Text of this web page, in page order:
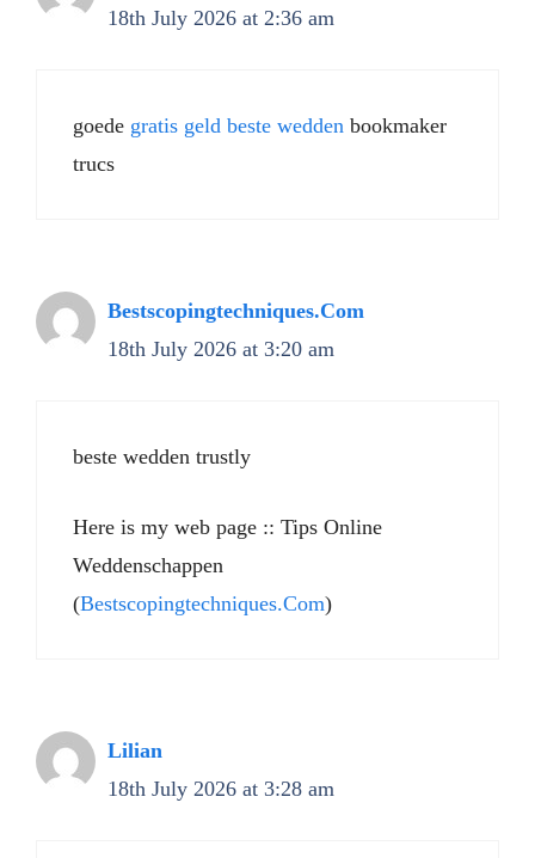
18th July 2026 at 2:36 am
goede gratis geld beste wedden bookmaker
trucs
Bestscopingtechniques.Com
18th July 2026 at 3:20 am
beste wedden trustly
Here is my web page :: Tips Online
Weddenschappen
(Bestscopingtechniques.Com)
Lilian
18th July 2026 at 3:28 am